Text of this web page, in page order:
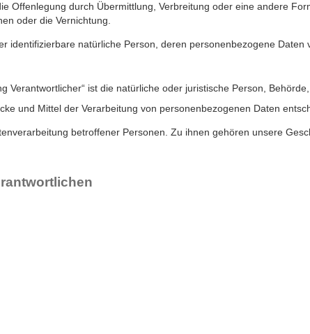
Offenlegung durch Übermittlung, Verbreitung oder eine andere
oder die Vernichtung.
identifizierbare natürliche Person, deren personenbezogene Daten
Verantwortlicher“ ist die natürliche oder juristische Person,
und Mittel der Verarbeitung von personenbezogenen Daten
betroffener Personen. Zu ihnen gehören unsere